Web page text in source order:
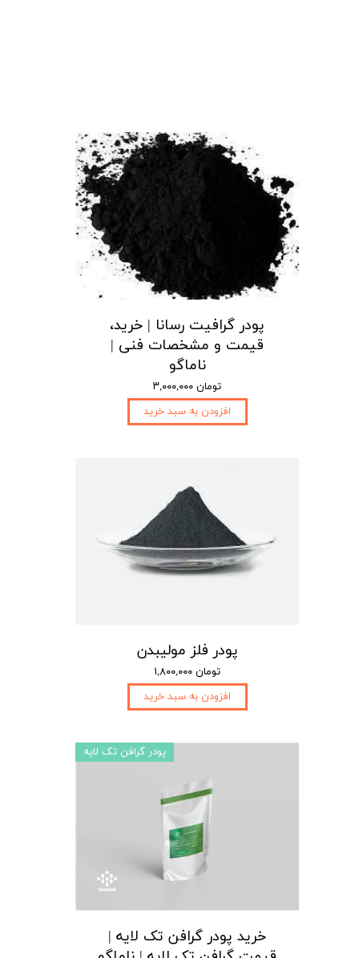
پودر گرافیت رسانا | خرید،
قیمت و مشخصات فنی |
ناماگو
۳,۰۰۰,۰۰۰ تومان
افزودن به سبد خرید
پودر فلز مولیبدن
۱,۸۰۰,۰۰۰ تومان
افزودن به سبد خرید
خرید پودر گرافن تک لایه |
پودر گرافن تک لایه